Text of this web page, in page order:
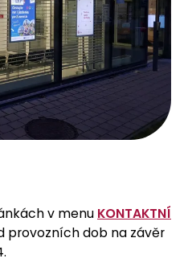
v menu KONTAKTNÍ
provozních dob na závěr